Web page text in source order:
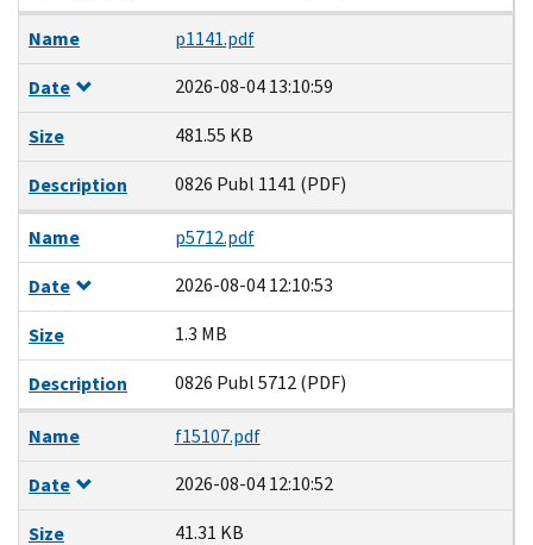
Name
p1141.pdf
Date
2026-08-04 13:10:59
Size
481.55 KB
Description
0826 Publ 1141 (PDF)
Name
p5712.pdf
Date
2026-08-04 12:10:53
Size
1.3 MB
Description
0826 Publ 5712 (PDF)
Name
f15107.pdf
Date
2026-08-04 12:10:52
Size
41.31 KB